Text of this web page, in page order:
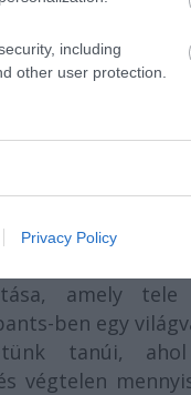
including
other user protection.
Privacy Policy
előadóként
és Cheese,
Jeremy
hogy
jelen lévő, a
PR-evolution
amely tele
ben egy
tanúi,
végtelen